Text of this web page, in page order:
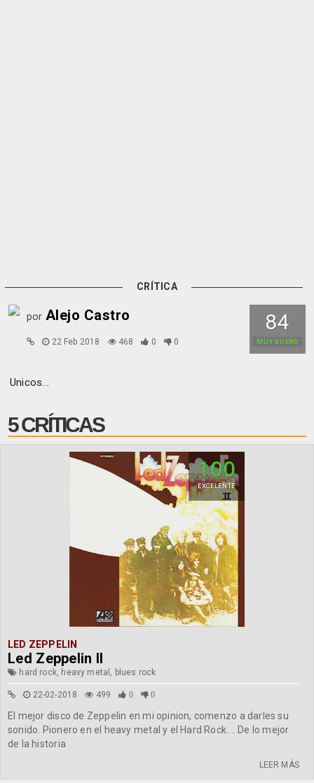
CRÍTICA
84
MUY BUENO
por Alejo Castro
22 Feb 2018 468 0 0
Unicos...
5 CRÍTICAS
100
EXCELENTE
LED ZEPPELIN
Led Zeppelin II
hard rock, heavy metal, blues rock
22-02-2018 499 0 0
El mejor disco de Zeppelin en mi opinion, comenzo a darles su
sonido. Pionero en el heavy metal y el Hard Rock.... De lo mejor
de la historia
LEER MÁS